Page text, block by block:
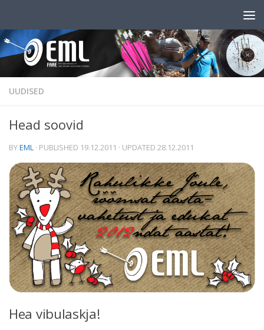
UUDISED
Head soovid
BYEML · PUBLISHED 19.12.2011 · UPDATED 28.12.2011
Hea vibulaskja!